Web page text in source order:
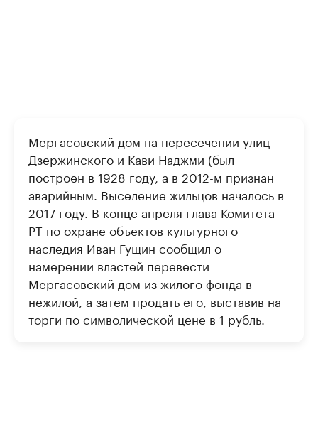
Мергасовский дом на пересечении улиц
Дзержинского и Кави Наджми (был
построен в 1928 году, а в 2012-м признан
аварийным. Выселение жильцов началось в
2017 году. В конце апреля глава Комитета
РТ по охране объектов культурного
наследия Иван Гущин сообщил о
намерении властей перевести
Мергасовский дом из жилого фонда в
нежилой, а затем продать его, выставив на
торги по символической цене в 1 рубль.